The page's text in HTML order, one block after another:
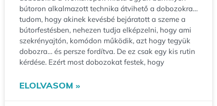
bútoron alkalmazott technika átvihető a dobozokra…
tudom, hogy akinek kevésbé bejáratott a szeme a
bútorfestésben, nehezen tudja elképzelni, hogy ami
szekrényajtón, komódon működik, azt hogy tegyük
dobozra… és persze fordítva. De ez csak egy kis rutin
kérdése. Ezért most dobozokat festek, hogy
ELOLVASOM »